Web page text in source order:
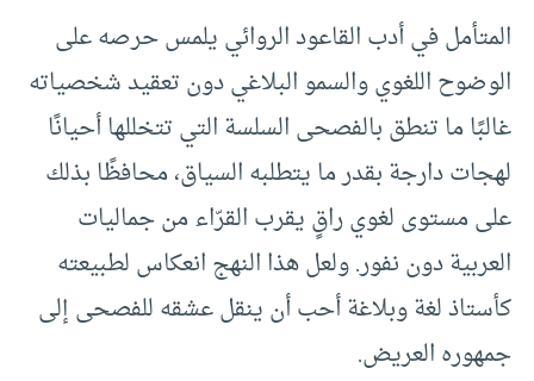
المتأمل في أدب القاعود الروائي يلمس حرصه على
الوضوح اللغوي والسمو البلاغي دون تعقيد شخصياته
غالبًا ما تنطق بالفصحى السلسة التي تتخللها أحيانًا
لهجات دارجة بقدر ما يتطلبه السياق، محافظًا بذلك
على مستوى لغوي راقٍ يقرب القرّاء من جماليات
العربية دون نفور. ولعل هذا النهج انعكاس لطبيعته
كأستاذ لغة وبلاغة أحب أن ينقل عشقه للفصحى إلى
جمهوره العريض.